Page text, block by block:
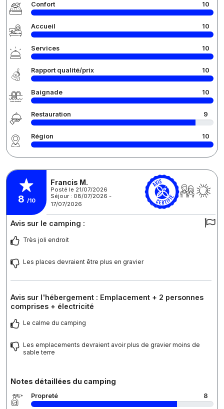
Confort 10
Accueil 10
Services 10
Rapport qualité/prix 10
Baignade 10
Restauration 9
Région 10
8 /10
Francis M.
Posté le 21/07/2026
Séjour : 08/07/2026 -
17/07/2026
Avis sur le camping :
Très joli endroit
Les places devraient être plus en gravier
Avis sur l'hébergement : Emplacement + 2 personnes
comprises + électricité
Le calme du camping
Les emplacements devraient avoir plus de gravier moins de
sable terre
Notes détaillées du camping
Propreté 8